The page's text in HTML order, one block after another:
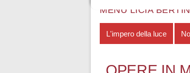
MENÙ LICIA BERTIN
L'impero della luce